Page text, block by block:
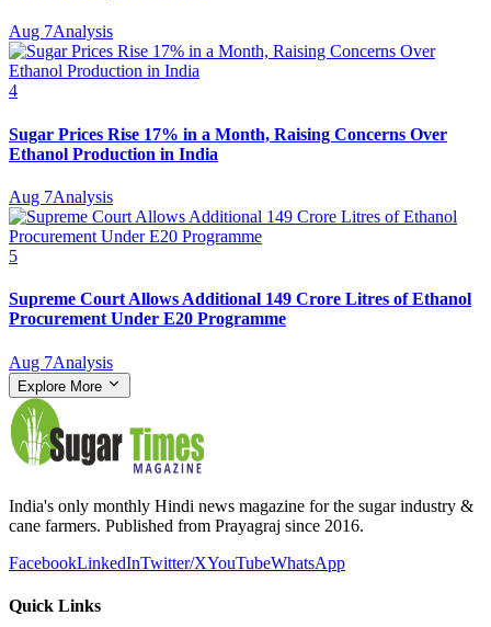
Aug 7Analysis
4
Sugar Prices Rise 17% in a Month, Raising Concerns Over
Ethanol Production in India
Aug 7Analysis
5
Supreme Court Allows Additional 149 Crore Litres of Ethanol
Procurement Under E20 Programme
Aug 7Analysis
Explore More
India's only monthly Hindi news magazine for the sugar industry &
cane farmers. Published from Prayagraj since 2016.
FacebookLinkedInTwitter/XYouTubeWhatsApp
Quick Links